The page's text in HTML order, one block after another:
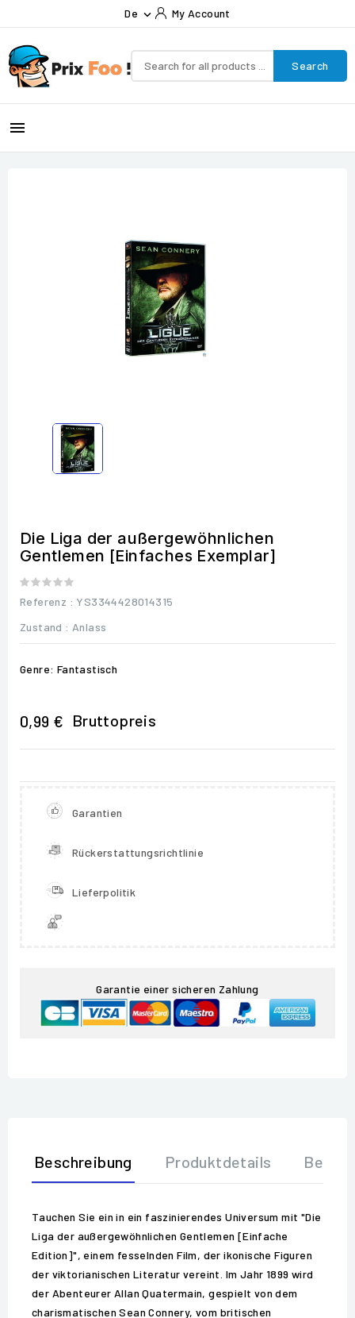
De  My Account
Search

Die Liga der außergewöhnlichen
Gentlemen [Einfaches Exemplar]
Referenz : YS3344428014315
Zustand : Anlass
Genre: Fantastisch
0,99 € Bruttopreis
Garantien
Rückerstattungsrichtlinie
Lieferpolitik
Garantie einer sicheren Zahlung
Beschreibung Produktdetails
Tauchen Sie ein in ein faszinierendes Universum mit "Die
Liga der außergewöhnlichen Gentlemen [Einfache
Edition]", einem fesselnden Film, der ikonische Figuren
der viktorianischen Literatur vereint. Im Jahr 1899 wird
der Abenteurer Allan Quatermain, gespielt von dem
charismatischen Sean Connery, vom britischen